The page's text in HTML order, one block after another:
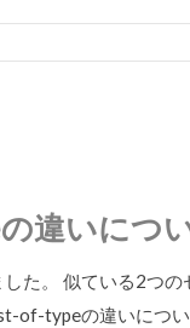
違いにつ
た。 似ている2つの
of-typeの違いにつ